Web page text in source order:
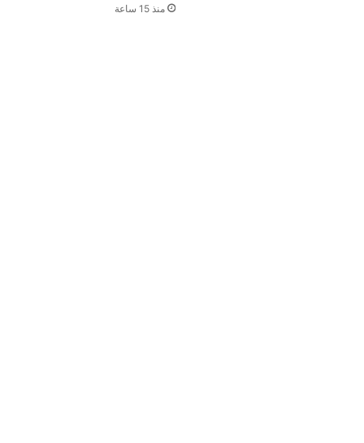
منذ 15 ساعة